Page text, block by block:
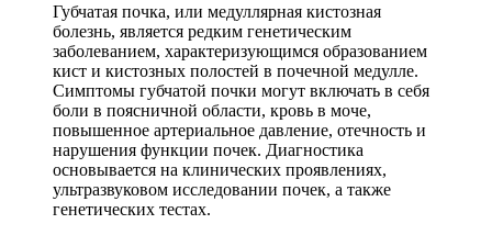
Губчатая почка, или медуллярная кистозная
болезнь, является редким генетическим
заболеванием, характеризующимся образованием
кист и кистозных полостей в почечной медулле.
Симптомы губчатой почки могут включать в себя
боли в поясничной области, кровь в моче,
повышенное артериальное давление, отечность и
нарушения функции почек. Диагностика
основывается на клинических проявлениях,
ультразвуковом исследовании почек, а также
генетических тестах.